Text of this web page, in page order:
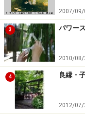
2007/09/
3 パワー
2010/08/
4 良縁・
2012/07/